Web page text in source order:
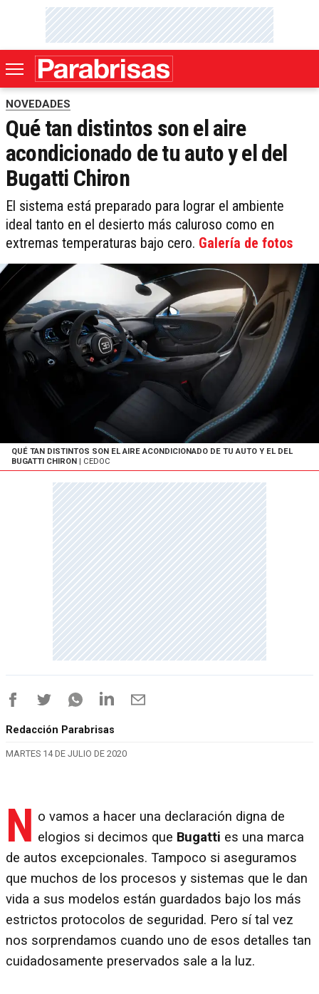
NOVEDADES
Qué tan distintos son el aire
acondicionado de tu auto y el del
Bugatti Chiron
El sistema está preparado para lograr el ambiente
ideal tanto en el desierto más caluroso como en
extremas temperaturas bajo cero. Galería de fotos
QUÉ TAN DISTINTOS SON EL AIRE ACONDICIONADO DE TU AUTO Y EL DEL
BUGATTI CHIRON
| CEDOC
Redacción Parabrisas
MARTES 14 DE JULIO DE 2020
N o vamos a hacer una declaración digna de
elogios si decimos que Bugatti es una marca
de autos excepcionales. Tampoco si aseguramos
que muchos de los procesos y sistemas que le dan
vida a sus modelos están guardados bajo los más
estrictos protocolos de seguridad. Pero sí tal vez
nos sorprendamos cuando uno de esos detalles tan
cuidadosamente preservados sale a la luz.